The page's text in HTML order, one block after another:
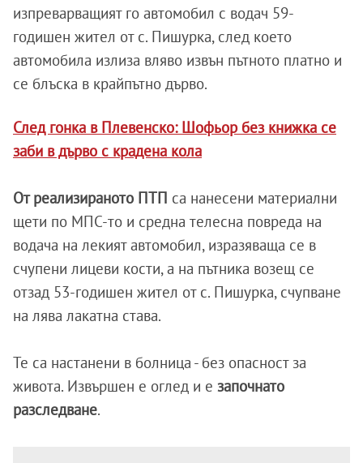
изпреварващият го автомобил с водач 59-
годишен жител от с. Пишурка, след което
автомобила излиза вляво извън пътното платно и
се блъска в крайпътно дърво.
След гонка в Плевенско: Шофьор без книжка се
заби в дърво с крадена кола
От реализираното ПТП са нанесени материални
щети по МПС-то и средна телесна повреда на
водача на лекият автомобил, изразяваща се в
счупени лицеви кости, а на пътника возещ се
отзад 53-годишен жител от с. Пишурка, счупване
на лява лакатна става.
Те са настанени в болница - без опасност за
живота. Извършен е оглед и е започнато
разследване.